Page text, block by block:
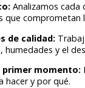
Analizamos cada
que comprometan
de calidad:
y el
primer momento:
hacer y por qué.